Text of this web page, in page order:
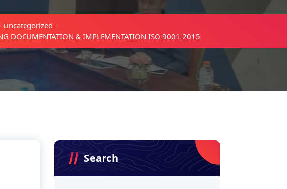
Uncategorized -
DOCUMENTATION & IMPLEMENTATION ISO 9001-2015
Search